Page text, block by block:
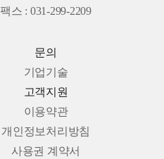
팩스 : 031-299-2209
문의
기업기술
고객지원
이용약관
개인정보처리방침
사용권 계약서